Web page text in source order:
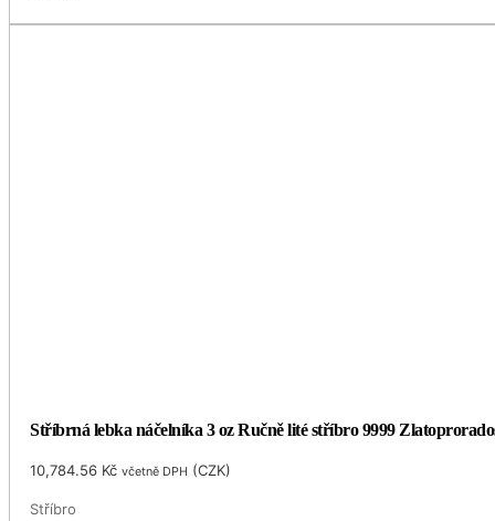
Stříbrná lebka náčelníka 3 oz Ručně lité stříbro 9999
10,784.56 Kč včetně DPH (CZK)
Stříbro